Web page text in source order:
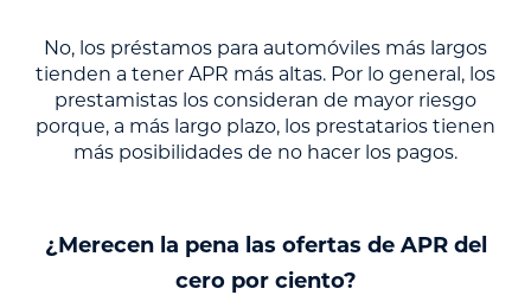
No, los préstamos para automóviles más largos
tienden a tener APR más altas. Por lo general, los
prestamistas los consideran de mayor riesgo
porque, a más largo plazo, los prestatarios tienen
más posibilidades de no hacer los pagos.
¿Merecen la pena las ofertas de APR del
cero por ciento?